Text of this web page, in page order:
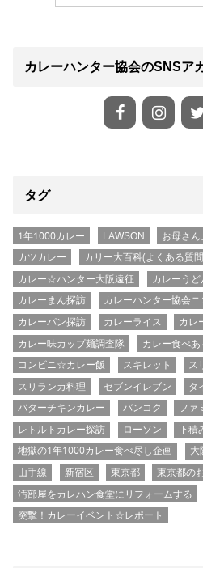
カレーハンター協会のSNSア
タグ
1年1000カレー LAWSON お母さん
カツカレー
カリー大百科(よくある質
カレー☆ハンター大阪遠征
カレーうど
カレーまん探訪
カレーハンター協会
カレーパン探訪
カレーライス
カレ
カレー味カップ麺調査隊
カレー食べあ
コンビニ☆カレー飯
スキレット ス
スリランカ料理
セブンイレブン タ
バターチキンカレー
バンコク ファ
レトルトカレー探訪
ローソン
下積
地獄の1年1000カレー食べ尽し企画
大
山手線
新宿区 東京都
東京都の
汚部屋をカレハン食堂にリフォームする
突撃！カレーイベント☆レポート